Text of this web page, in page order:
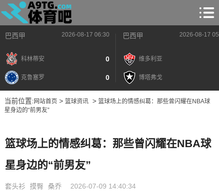
巴西甲 2026-08-17 06:30
科林蒂安 0
克鲁塞罗 0
巴西甲 2026-08-17
维多利亚
博塔弗戈
当前位置: 网站首页> 篮球资讯> 篮球场上的情感纠葛：那些曾闪耀在NBA球
星身边的“前男友”
篮球场上的情感纠葛：那些曾闪耀在NBA球
星身边的“前男友”
套头衫 摸臀 桑乔 2026-07-09 14:40:34